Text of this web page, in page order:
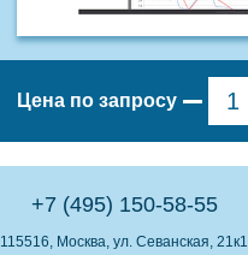
Цена по запросу
+7 (495) 150-58-55
115516, Москва, ул. Севанская, 21к1